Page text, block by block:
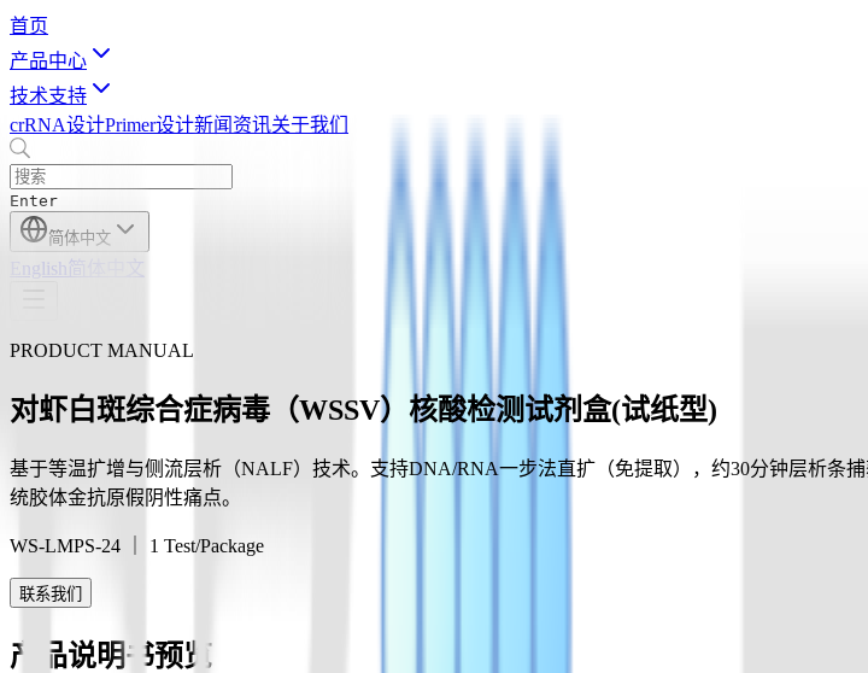
首页
产品中心
技术支持
crRNA设计Primer设计新闻资讯关于我们
Enter
简体中文
English 简体中文
PRODUCT MANUAL
对虾白斑综合症病毒（WSSV）核酸检测试剂盒(试纸型)
基于等温扩增与侧流层析（NALF）技术。支持DNA/RNA一步法直扩（免提取），约30分钟层析条
统胶体金抗原假阴性痛点。
WS-LMPS-24 ｜ 1 Test/Package
联系我们
产品说明书预览